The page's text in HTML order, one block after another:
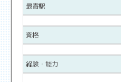
最寄駅
資格
経験・能力